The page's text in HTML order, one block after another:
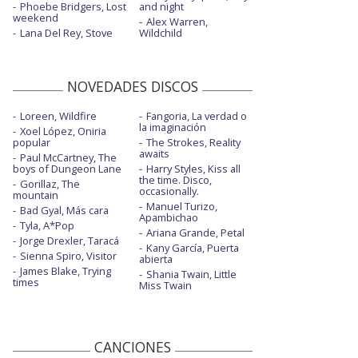
Phoebe Bridgers, Lost
weekend
Lana Del Rey, Stove
and night
Alex Warren,
Wildchild
NOVEDADES DISCOS
Loreen, Wildfire
Xoel López, Oniria
popular
Paul McCartney, The
boys of Dungeon Lane
Gorillaz, The
mountain
Bad Gyal, Más cara
Tyla, A*Pop
Jorge Drexler, Taracá
Sienna Spiro, Visitor
James Blake, Trying
times
Fangoria, La verdad o
la imaginación
The Strokes, Reality
awaits
Harry Styles, Kiss all
the time. Disco,
occasionally.
Manuel Turizo,
Apambichao
Ariana Grande, Petal
Kany García, Puerta
abierta
Shania Twain, Little
Miss Twain
CANCIONES